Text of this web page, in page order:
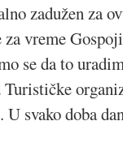
zadužen za
vreme
se da to
U svako doba